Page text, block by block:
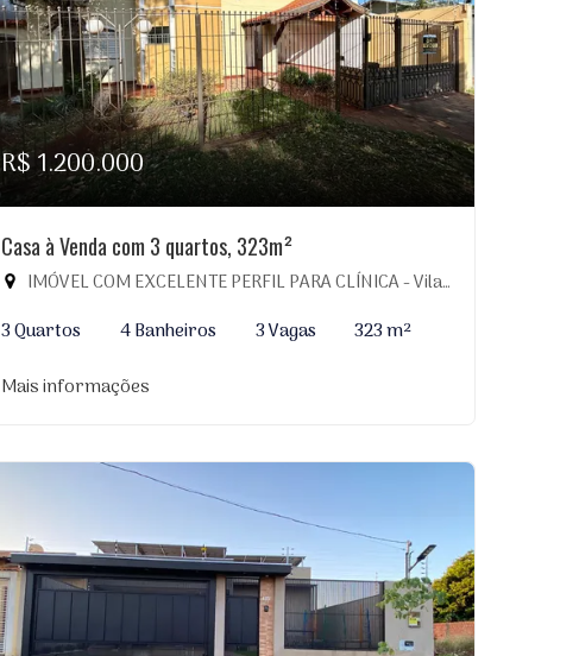
R$ 1.200.000
Casa à Venda com 3 quartos, 323m²
IMÓVEL COM EXCELENTE PERFIL PARA CLÍNICA - Vila Planalto, Dourados-MS
3 Quartos
4 Banheiros 3 Vagas
323 m²
Mais informações